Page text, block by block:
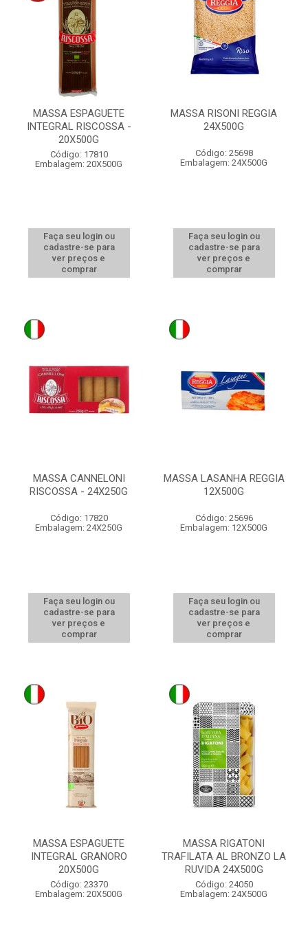
MASSA ESPAGUETE
INTEGRAL RISCOSSA -
20X500G
Código: 17810
Embalagem: 20X500G
Faça seu login ou
cadastre-se para
ver preços e
comprar
MASSA RISONI REGGIA
24X500G
Código: 25698
Embalagem: 24X500G
Faça seu login ou
cadastre-se para
ver preços e
comprar
MASSA CANNELONI
RISCOSSA - 24X250G
Código: 17820
Embalagem: 24X250G
Faça seu login ou
cadastre-se para
ver preços e
comprar
MASSA LASANHA REGGIA
12X500G
Código: 25696
Embalagem: 12X500G
Faça seu login ou
cadastre-se para
ver preços e
comprar
MASSA ESPAGUETE
INTEGRAL GRANORO
20X500G
Código: 23370
Embalagem: 20X500G
MASSA RIGATONI
TRAFILATA AL BRONZO LA
RUVIDA 24X500G
Código: 24050
Embalagem: 24X500G